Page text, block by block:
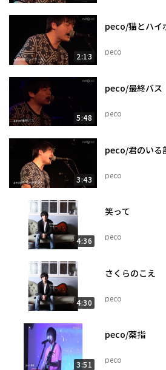
2:13
peco/猫とハイ
peco
5:48
peco/最終バス
peco
3:43
peco/君のいる
peco
4:36
笑って
peco
4:30
さくらのこえ
peco
3:51
peco/薬指
peco